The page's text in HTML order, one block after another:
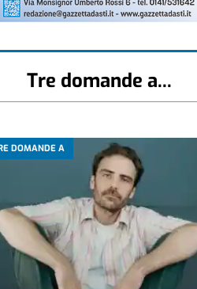
Tre domande a...
DOMANDE A